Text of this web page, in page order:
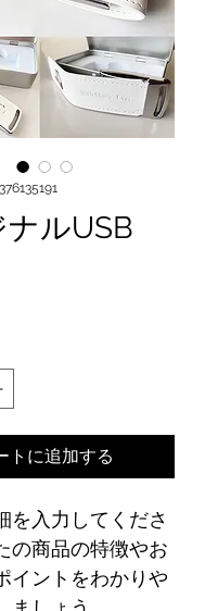
ルUSB
トに追加する
を入力してくださ
の商品の特徴やお
イントをわかりや